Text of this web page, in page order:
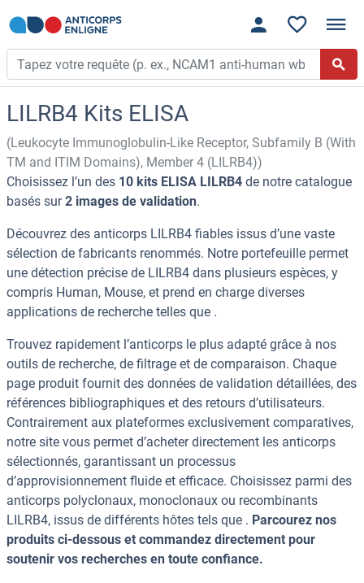
LILRB4 Kits ELISA
(Leukocyte Immunoglobulin-Like Receptor, Subfamily B (With
TM and ITIM Domains), Member 4 (LILRB4))
Choisissez l’un des 10 kits ELISA LILRB4 de notre catalogue
basés sur2 images de validation.
Découvrez des anticorps LILRB4 fiables issus d’une vaste
sélection de fabricants renommés. Notre portefeuille permet
une détection précise de LILRB4 dans plusieurs espèces, y
compris Human, Mouse, et prend en charge diverses
applications de recherche telles que .
Trouvez rapidement l’anticorps le plus adapté grâce à nos
outils de recherche, de filtrage et de comparaison. Chaque
page produit fournit des données de validation détaillées, des
références bibliographiques et des retours d’utilisateurs.
Contrairement aux plateformes exclusivement comparatives,
notre site vous permet d’acheter directement les anticorps
sélectionnés, garantissant un processus
d’approvisionnement fluide et efficace. Choisissez parmi des
anticorps polyclonaux, monoclonaux ou recombinants
LILRB4, issus de différents hôtes tels que . Parcourez nos
produits ci-dessous et commandez directement pour
soutenir vos recherches en toute confiance.